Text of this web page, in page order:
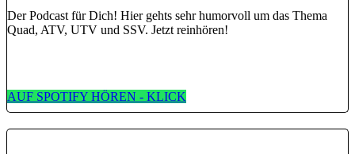
Der Podcast für Dich! Hier gehts sehr humorvoll um das Thema
Quad, ATV, UTV und SSV. Jetzt reinhören!
AUF SPOTIFY HÖREN - KLICK